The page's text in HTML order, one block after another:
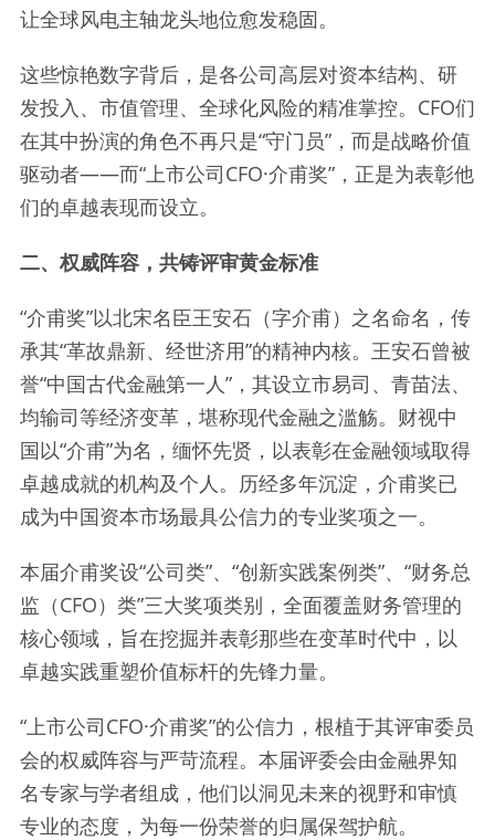
让全球风电主轴龙头地位愈发稳固。
这些惊艳数字背后，是各公司高层对资本结构、研
发投入、市值管理、全球化风险的精准掌控。CFO们
在其中扮演的角色不再只是“守门员”，而是战略价值
驱动者——而“上市公司CFO·介甫奖”，正是为表彰他
们的卓越表现而设立。
二、权威阵容，共铸评审黄金标准
“介甫奖”以北宋名臣王安石（字介甫）之名命名，传
承其“革故鼎新、经世济用”的精神内核。王安石曾被
誉“中国古代金融第一人”，其设立市易司、青苗法、
均输司等经济变革，堪称现代金融之滥觞。财视中
国以“介甫”为名，缅怀先贤，以表彰在金融领域取得
卓越成就的机构及个人。历经多年沉淀，介甫奖已
成为中国资本市场最具公信力的专业奖项之一。
本届介甫奖设“公司类”、“创新实践案例类”、“财务总
监（CFO）类”三大奖项类别，全面覆盖财务管理的
核心领域，旨在挖掘并表彰那些在变革时代中，以
卓越实践重塑价值标杆的先锋力量。
“上市公司CFO·介甫奖”的公信力，根植于其评审委员
会的权威阵容与严苛流程。本届评委会由金融界知
名专家与学者组成，他们以洞见未来的视野和审慎
专业的态度，为每一份荣誉的归属保驾护航。